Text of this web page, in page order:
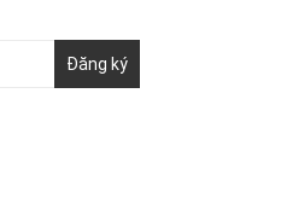
Đăng ký